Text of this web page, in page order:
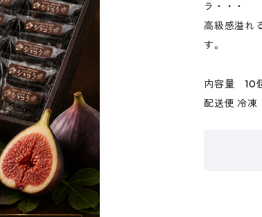
ラ・・・
高級感溢れ
す。
内容量 10
配送便 冷凍